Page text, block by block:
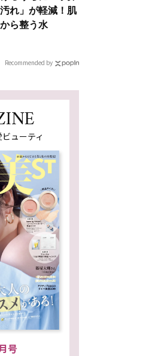
れ」が軽減！肌
ら整う水
Recommended by
ューティ
号